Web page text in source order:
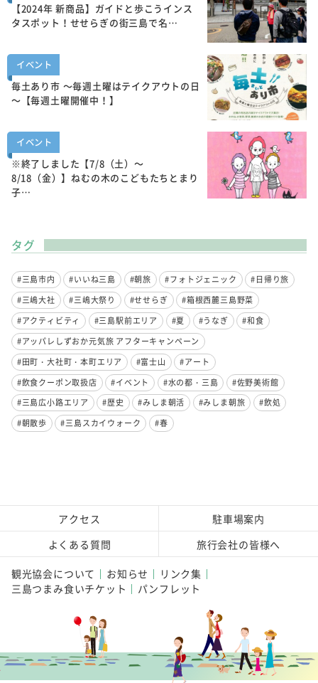
【2024年 新商品】ガイドと歩こうインス
タスポット！せせらぎの街三島で名…
イベント
毎土あり市 ～毎週土曜はテイクアウトの日
～【毎週土曜開催中！】
イベント
※終了しました【7/8（土）～
8/18（金）】ねむの木のこどもたちとまり
子…
タグ
#三島市内 #いいね三島 #朝旅 #フォトジェニック
#日帰り旅
#三嶋大社
#三嶋大祭り #せせらぎ
#箱根西麓三島野菜
#アクティビティ
#三島駅前エリア #夏 #うなぎ
#和食
#アッパレしずおか元気旅 アフターキャンペーン
#田町・大社町・本町エリア
#富士山
#アート
#飲食クーポン取扱店
#イベント #水の都・三島
#佐野美術館
#三島広小路エリア
#歴史 #みしま朝活 #みしま朝旅
#飲処
#朝散歩
#三島スカイウォーク #春
アクセス
駐車場案内
よくある質問
旅行会社の皆様へ
観光協会について お知らせ
リンク集
三島つまみ食いチケット
パンフレット